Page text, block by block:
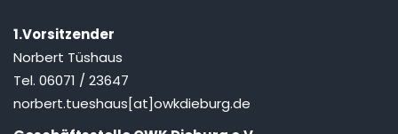
1.Vorsitzender
Norbert Tüshaus
Tel. 06071 / 23647
norbert.tueshaus[at]owkdieburg.de